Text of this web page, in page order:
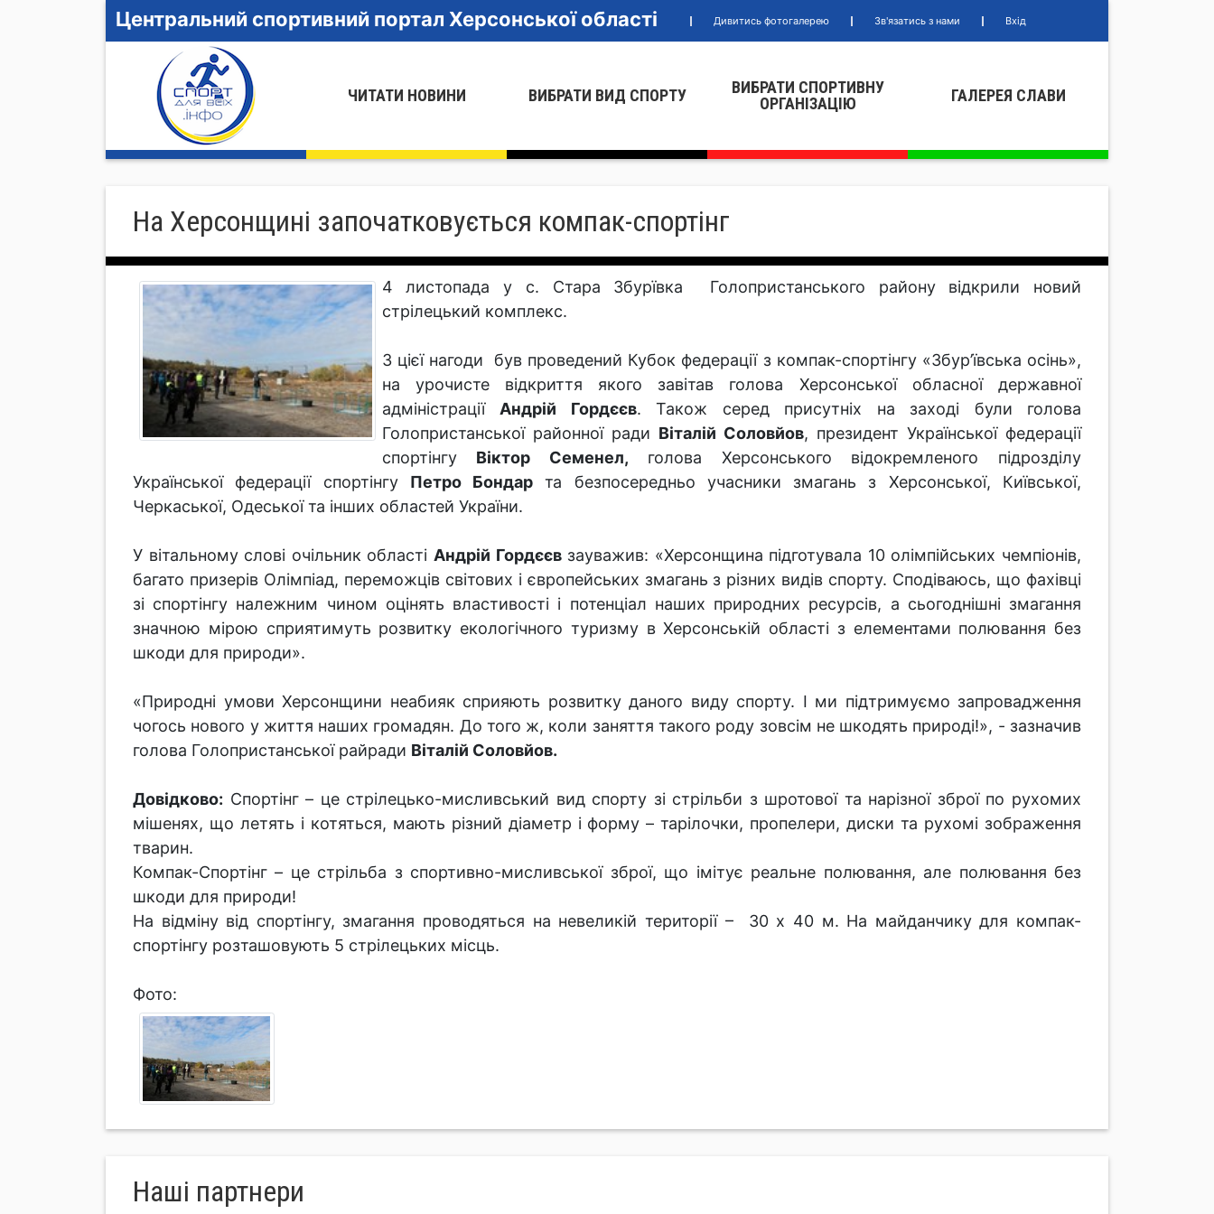
Центральний спортивний портал Херсонської області Дивитись фотогалерею Зв'язатись з нами Вхід
ЧИТАТИ НОВИНИ ВИБРАТИ ВИД СПОРТУ
ВИБРАТИ СПОРТИВНУ
ОРГАНIЗАЦIЮ
ГАЛЕРЕЯ СЛАВИ
На Херсонщині започатковується компак-спортінг
4 листопада у с. Стара Збурївка Голопристанського району відкрили новий
стрілецький комплекс.
З цієї нагоди був проведений Кубок федерації з компак-спортінгу «Збур’ївська осінь»,
на урочисте відкриття якого завітав голова Херсонської обласної державної
адміністрації Андрій Гордєєв. Також серед присутніх на заході були голова
Голопристанської районної ради Віталій Соловйов, президент Української федерації
спортінгу Віктор Семенел, голова Херсонського відокремленого підрозділу
Української федерації спортінгу Петро Бондар та безпосередньо учасники змагань з Херсонської, Київської,
Черкаської, Одеської та інших областей України.
У вітальному слові очільник області Андрій Гордєєвзауважив: «Херсонщина підготувала 10 олімпійських чемпіонів,
багато призерів Олімпіад, переможців світових і європейських змагань з різних видів спорту. Сподіваюсь, що фахівці
зі спортінгу належним чином оцінять властивості і потенціал наших природних ресурсів, а сьогоднішні змагання
значною мірою сприятимуть розвитку екологічного туризму в Херсонській області з елементами полювання без
шкоди для природи».
«Природні умови Херсонщини неабияк сприяють розвитку даного виду спорту. І ми підтримуємо запровадження
чогось нового у життя наших громадян. До того ж, коли заняття такого роду зовсім не шкодять природі!», - зазначив
голова Голопристанської райради Віталій Соловйов.
Довідково: Спортінг – це стрілецько-мисливський вид спорту зі стрільби з шротової та нарізної зброї по рухомих
мішенях, що летять і котяться, мають різний діаметр і форму – тарілочки, пропелери, диски та рухомі зображення
тварин.
Компак-Спортінг – це стрільба з спортивно-мисливської зброї, що імітує реальне полювання, але полювання без
шкоди для природи!
На відміну від спортінгу, змагання проводяться на невеликій території – 30 х 40 м. На майданчику для компак-
спортінгу розташовують 5 стрілецьких місць.
Фото:
Нашi партнери